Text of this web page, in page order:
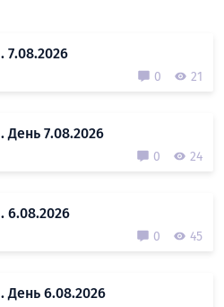
7.08.2026
0 21
День 7.08.2026
0 24
6.08.2026
0 45
День 6.08.2026